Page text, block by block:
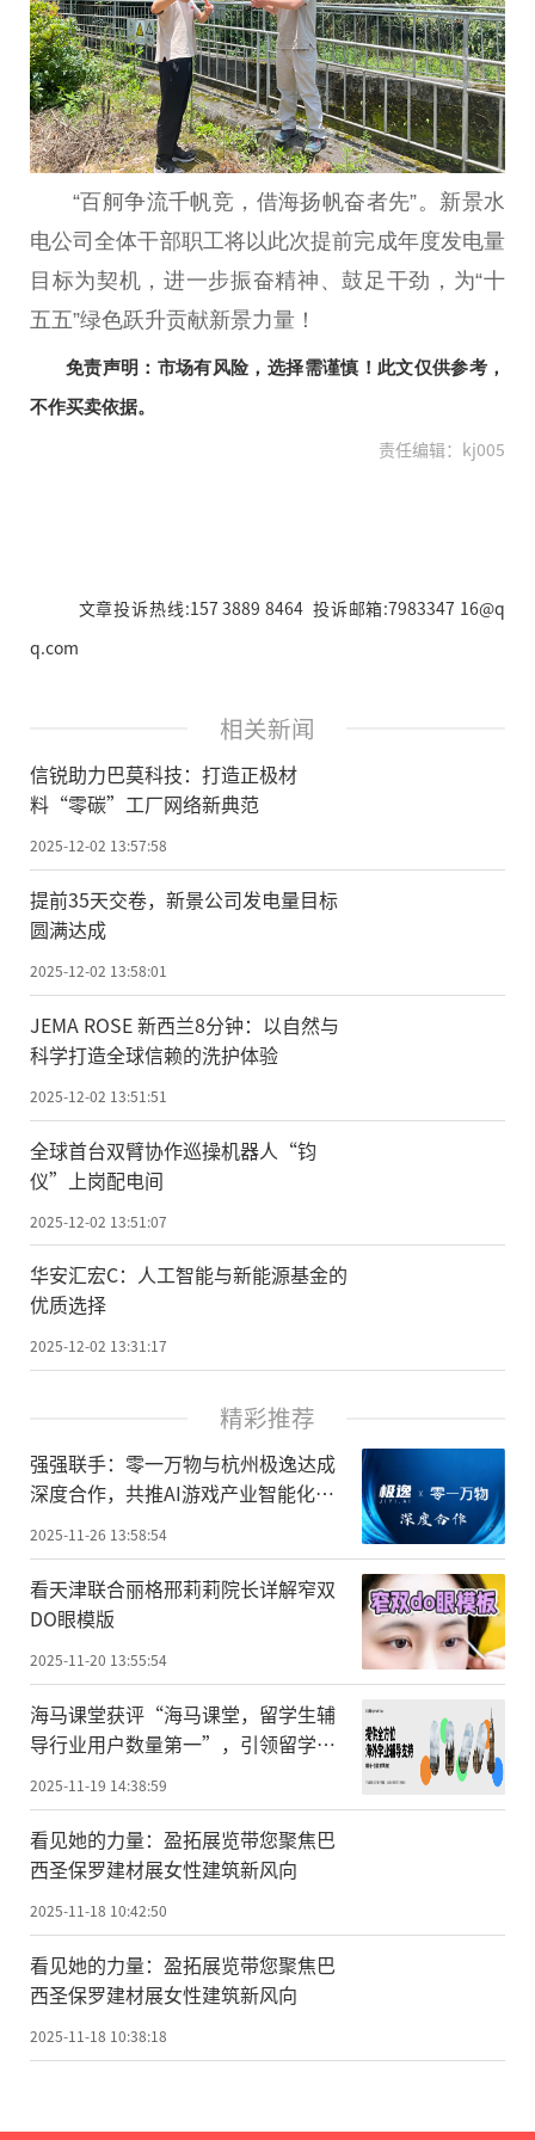
“百舸争流千帆竞，借海扬帆奋者先”。新景水
电公司全体干部职工将以此次提前完成年度发电量
目标为契机，进一步振奋精神、鼓足干劲，为“十
五五”绿色跃升贡献新景力量！
免责声明：市场有风险，选择需谨慎！此文仅供参考，
不作买卖依据。
责任编辑：kj005
文章投诉热线:157 3889 8464 投诉邮箱:7983347 16@q
q.com
相关新闻
信锐助力巴莫科技：打造正极材
料“零碳”工厂网络新典范
2025-12-02 13:57:58
提前35天交卷，新景公司发电量目标
圆满达成
2025-12-02 13:58:01
JEMA ROSE 新西兰8分钟：以自然与
科学打造全球信赖的洗护体验
2025-12-02 13:51:51
全球首台双臂协作巡操机器人“钧
仪”上岗配电间
2025-12-02 13:51:07
华安汇宏C：人工智能与新能源基金的
优质选择
2025-12-02 13:31:17
精彩推荐
强强联手：零一万物与杭州极逸达成
深度合作，共推AI游戏产业智能化升
级
2025-11-26 13:58:54
看天津联合丽格邢莉莉院长详解窄双
DO眼模版
2025-11-20 13:55:54
海马课堂获评“海马课堂，留学生辅
导行业用户数量第一”，引领留学生
辅导赛道高速发展
2025-11-19 14:38:59
看见她的力量：盈拓展览带您聚焦巴
西圣保罗建材展女性建筑新风向
2025-11-18 10:42:50
看见她的力量：盈拓展览带您聚焦巴
西圣保罗建材展女性建筑新风向
2025-11-18 10:38:18